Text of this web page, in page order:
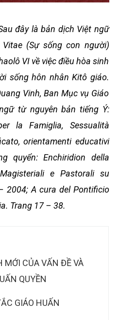
đây là bản dịch Việt ngữ
Vitae (Sự sống con người)
VI về việc điều hòa sinh
sống hôn nhân Kitô giáo.
Vinh, Ban Mục vụ Giáo
từ nguyên bản tiếng Ý:
la Famiglia, Sessualità
orientamenti educativi
quyển: Enchiridion della
e Pastorali su
2004; A cura del Pontificio
Trang 17 – 38.
MỚI CỦA VẤN ĐỀ VÀ
QUYỀN
GIÁO HUẤN